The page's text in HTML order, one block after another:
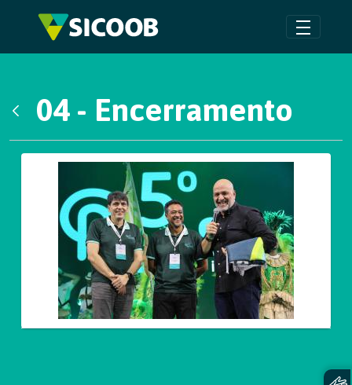
Pular para o Conteúdo principal
04 - Encerramento
Galeria de Mídias